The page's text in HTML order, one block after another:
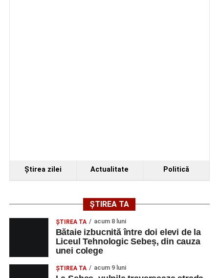
Ştirea zilei Actualitate Politică
ȘTIREA TA
ŞTIREA TA acum 8 luni
Bătaie izbucnită între doi elevi de la
Liceul Tehnologic Sebeș, din cauza
unei colege
ŞTIREA TA acum 9 luni